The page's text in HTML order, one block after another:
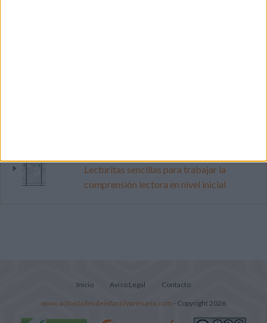
Lecturitas sencillas para trabajar la
comprensión lectora en nivel inicial
Inicio Aviso Legal Contacto
www.actividadesdeinfantilyprimaria.com - Copyright 2026